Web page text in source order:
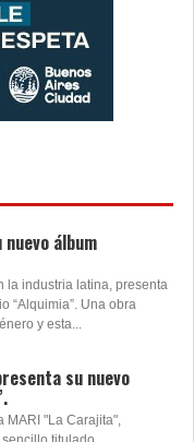
álbum
la industria latina, presenta
“Alquimia”. Una obra
y esta...
su nuevo
MARI "La Carajita",